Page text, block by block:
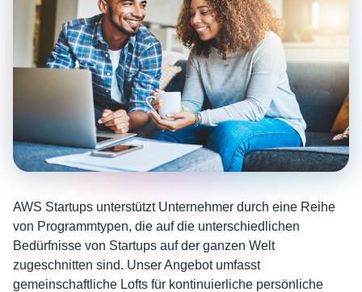
AWS Startups unterstützt Unternehmer durch eine Reihe
von Programmtypen, die auf die unterschiedlichen
Bedürfnisse von Startups auf der ganzen Welt
zugeschnitten sind. Unser Angebot umfasst
gemeinschaftliche Lofts für kontinuierliche persönliche